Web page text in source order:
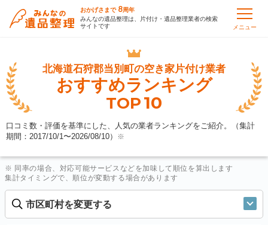
おかげさまで 8周年
みんなの遺品整理は、片付け・遺品整理業者の検索
サイトです
メニュー
北海道石狩郡当別町の空き家片付け業者
おすすめランキング
TOP10
口コミ数・評価を基準にした、人気の業者ランキングをご紹介。（集計
期間：2017/10/1〜2026/08/10） ※
※ 同率の場合、対応可能サービスなどを加味して順位を算出します
集計タイミングで、順位が変動する場合があります
市区町村を変更する